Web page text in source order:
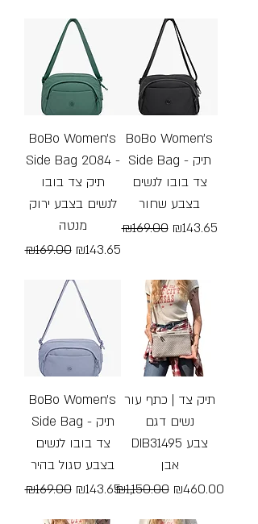
BoBo Women's
Side Bag 2084 -
תיק צד בובו
לנשים בצבע ירוק
מנטה
Regular Price
₪169.00 Sale Price
₪143.65
BoBo Women's
Side Bag - תיק
צד בובו לנשים
בצבע שחור
Regular Price
₪169.00 Sale Price
₪143.65
BoBo Women's
Side Bag - תיק
צד בובו לנשים
בצבע סגול בהיר
Regular Price
₪169.00 Sale Price
₪143.65
תיק צד | כתף עור
נשים דגם
DIB31495 צבע
אבן
Regular Price
₪1,150.00 Sale Price
₪460.00